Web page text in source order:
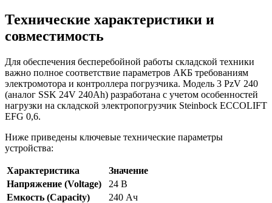
Технические характеристики и
совместимость
Для обеспечения бесперебойной работы складской техники
важно полное соответствие параметров АКБ требованиям
электромотора и контроллера погрузчика. Модель 3 PzV 240
(аналог SSK 24V 240Ah) разработана с учетом особенностей
нагрузки на складской электропогрузчик Steinbock ECCOLIFT
EFG 0,6.
Ниже приведены ключевые технические параметры
устройства:
Характеристика
Значение
Напряжение (Voltage)
24 В
Емкость (Capacity)
240 Ач